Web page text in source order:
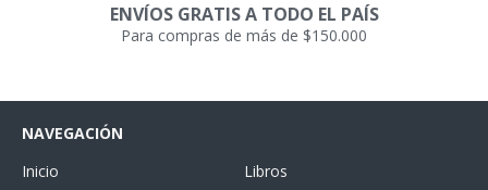
ENVÍOS GRATIS A TODO EL PAÍS
Para compras de más de $150.000
NAVEGACIÓN
Inicio
Libros